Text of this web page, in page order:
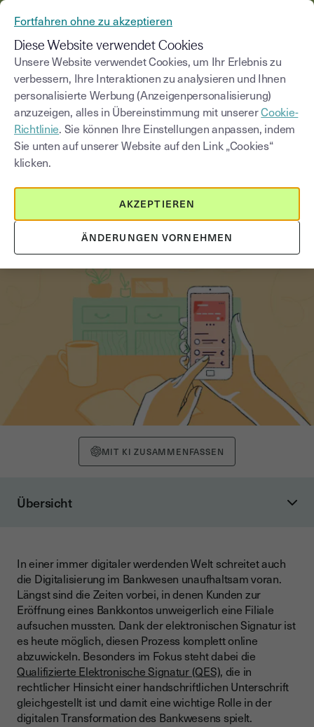
Blog
Kategorie auswählen Saisissez un terme
Bankkonto eröffnen mit QES:
Digitale Signatur im Fokus
MIT KI ZUSAMMENFASSEN
Übersicht
Praktische Umsetzung und Beispiele
Herausforderungen und Zukunftsperspektiven
Wichtig zu beachten
In einer immer digitaler werdenden Welt schreitet auch
die Digitalisierung im Bankwesen unaufhaltsam voran.
Längst sind die Zeiten vorbei, in denen Kunden zur
Eröffnung eines Bankkontos unweigerlich eine Filiale
aufsuchen mussten. Dank der elektronischen Signatur ist
es heute möglich, diesen Prozess komplett online
abzuwickeln. Besonders im Fokus steht dabei die
Qualifizierte Elektronische Signatur (QES), die in
rechtlicher Hinsicht einer handschriftlichen Unterschrift
gleichgestellt ist und damit eine wichtige Rolle in der
digitalen Transformation des Bankwesens spielt.
Fortfahren ohne zu akzeptieren
Diese Website verwendet Cookies
Unsere Website verwendet Cookies, um Ihr Erlebnis zu
verbessern, Ihre Interaktionen zu analysieren und Ihnen
personalisierte Werbung (Anzeigenpersonalisierung)
anzuzeigen, alles in Übereinstimmung mit unsererCookie-
Richtlinie. Sie können Ihre Einstellungen anpassen, indem
Sie unten auf unserer Website auf den Link „Cookies“
klicken.
ÄNDERUNGEN VORNEHMEN
AKZEPTIEREN